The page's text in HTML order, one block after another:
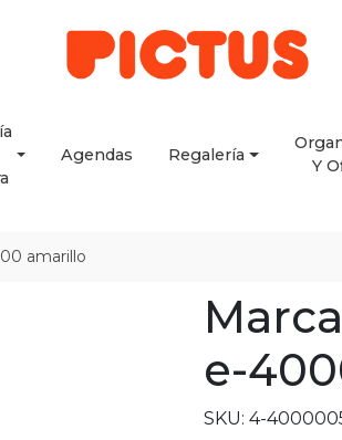
Agendas Regalería
Y
amarillo
e-
SKU: 4-